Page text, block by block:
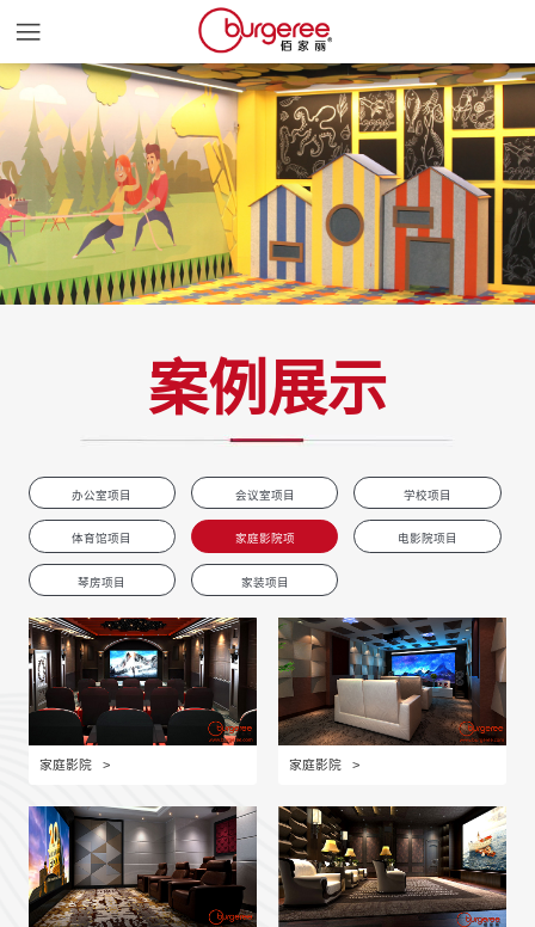
首页
产品颜色
产品中心
案例展示
联系我们
可持续发展
ACOUSTIC TEST
案例展示
办公室项目 会议室项目 学校项目
体育馆项目 家庭影院项 电影院项目
琴房项目 家装项目
家庭影院 > 家庭影院 >